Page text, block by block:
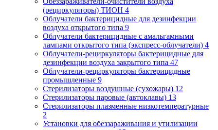
(рециркуляторы) ТИОН 4
Облучатели бактерицидные для дезинфекции
воздуха открытого типа 9
Облучатели бактерицидные с амальгамными
лампами открытого типа (экспресс-облучатели) 4
Облучатели-рециркуляторы бактерицидные для
дезинфекции воздуха закрытого типа 47
Облучатели-рециркуляторы бактерицидные
промышленные 9
Стерилизаторы воздушные (сухожары) 12
Стерилизаторы паровые (автоклавы) 13
Стерилизаторы плазменные низкотемпературные
2
Установки для обеззараживания и утилизации